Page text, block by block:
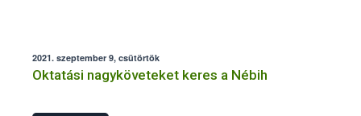
2021. szeptember 9, csütörtök
Oktatási nagyköveteket keres a Nébih